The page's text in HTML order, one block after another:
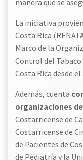
La iniciativa
Costa Rica
Marco de la
Control del
Costa Rica desde el
Además, cuenta
organizaciones
Costarricense de
Costarricense de
de Pacientes de
de Pediatría y la